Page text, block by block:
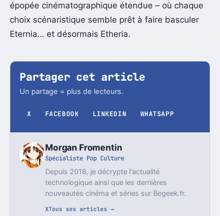
épopée cinématographique étendue – où chaque
choix scénaristique semble prêt à faire basculer
Eternia… et désormais Etheria.
Partager cet article
Un partage = plus de lecteurs.
X FACEBOOK LINKEDIN WHATSAPP
Morgan Fromentin
Spécialiste Pop Culture
Depuis 2018, je décrypte l'actualité
technologique ainsi que les dernières
nouveautés cinéma et séries sur Begeek.fr.
XTous ses articles →